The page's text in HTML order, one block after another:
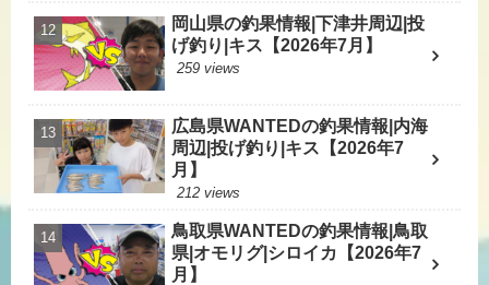
岡山県の釣果情報|下津井周辺|投
げ釣り|キス【2026年7月】
259 views
広島県WANTEDの釣果情報|内海
周辺|投げ釣り|キス【2026年7
月】
212 views
鳥取県WANTEDの釣果情報|鳥取
県|オモリグ|シロイカ【2026年7
月】